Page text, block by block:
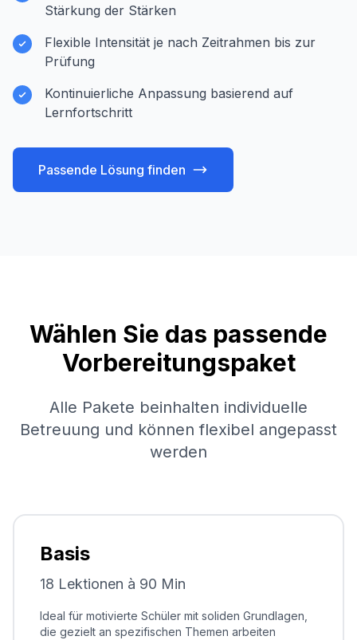
Stärkung der Stärken
Flexible Intensität je nach Zeitrahmen bis zur
Prüfung
Kontinuierliche Anpassung basierend auf
Lernfortschritt
Passende Lösung finden
Wählen Sie das passende
Vorbereitungspaket
Alle Pakete beinhalten individuelle
Betreuung und können flexibel angepasst
werden
Basis
18 Lektionen à 90 Min
Ideal für motivierte Schüler mit soliden Grundlagen,
die gezielt an spezifischen Themen arbeiten